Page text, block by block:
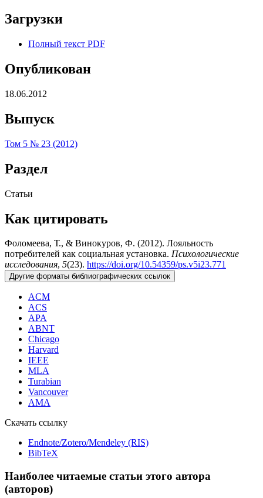
Загрузки
Полный текст PDF
Опубликован
18.06.2012
Выпуск
Том 5 № 23 (2012)
Раздел
Статьи
Как цитировать
Фоломеева, Т., & Винокуров, Ф. (2012). Лояльность
потребителей как социальная установка. Психологические
исследования, 5(23). https://doi.org/10.54359/ps.v5i23.771
Другие форматы библиографических ссылок
ACM
ACS
APA
ABNT
Chicago
Harvard
IEEE
MLA
Turabian
Vancouver
AMA
Скачать ссылку
Endnote/Zotero/Mendeley (RIS)
BibTeX
Наиболее читаемые статьи этого автора
(авторов)